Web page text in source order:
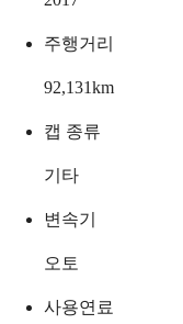
주행거리
92,131km
캡 종류
기타
변속기
오토
사용연료